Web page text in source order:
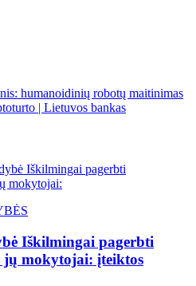
humanoidinių robotų maitinimas
| Lietuvos bankas
Iškilmingai pagerbti
mokytojai: įteiktos